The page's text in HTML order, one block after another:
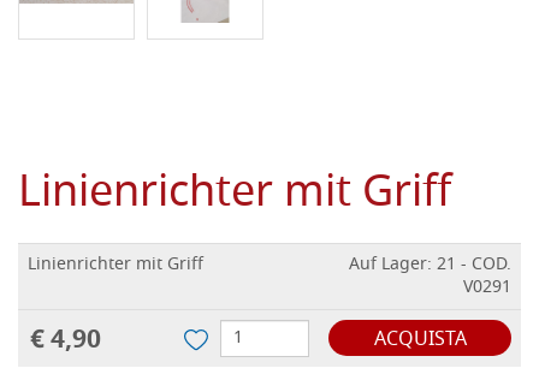
Linienrichter mit Griff
Linienrichter mit Griff
Auf Lager: 21 - COD.
V0291
€ 4,90 ACQUISTA